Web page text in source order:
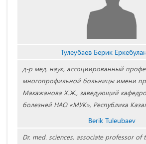
Тулеубаев Берик
д-р мед. наук, ассоциированный
многопрофильной больницы имени
Макажанова Х.Ж., заведующий
болезней НАО «МУК», Республика
Berik Tuleubaev
Dr. med. sciences, associate professor of